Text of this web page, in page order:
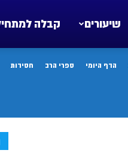
קבלה שיעורים
הדף היומי ספרי הרב חסידות